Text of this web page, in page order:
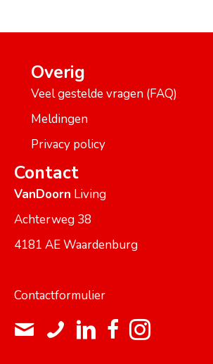
Overig
Veel gestelde vragen (FAQ)
Meldingen
Privacy policy
Contact
VanDoorn Living
Achterweg 38
4181 AE Waardenburg
Contactformulier